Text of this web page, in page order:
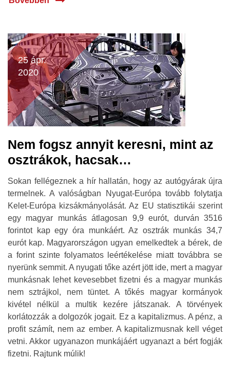
25 ápr.
2020
Nem fogsz annyit keresni, mint az
osztrákok, hacsak…
Sokan fellégeznek a hír hallatán, hogy az autógyárak újra
termelnek. A valóságban Nyugat-Európa tovább folytatja
Kelet-Európa kizsákmányolását. Az EU statisztikái szerint
egy magyar munkás átlagosan 9,9 eurót, durván 3516
forintot kap egy óra munkáért. Az osztrák munkás 34,7
eurót kap. Magyarországon ugyan emelkedtek a bérek, de
a forint szinte folyamatos leértékelése miatt továbbra se
nyerünk semmit. A nyugati tőke azért jött ide, mert a magyar
munkásnak lehet kevesebbet fizetni és a magyar munkás
nem sztrájkol, nem tüntet. A tőkés magyar kormányok
kivétel nélkül a multik kezére játszanak. A törvények
korlátozzák a dolgozók jogait. Ez a kapitalizmus. A pénz, a
profit számít, nem az ember. A kapitalizmusnak kell véget
vetni. Akkor ugyanazon munkájáért ugyanazt a bért fogják
fizetni. Rajtunk múlik!